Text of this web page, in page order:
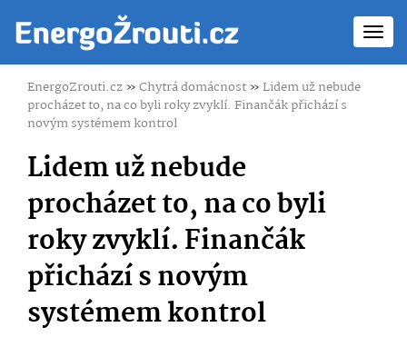
EnergoZrouti.cz»Chytrá domácnost»Lidem už nebude
procházet to, na co byli roky zvyklí. Finančák přichází s
novým systémem kontrol
Lidem už nebude
procházet to, na co byli
roky zvyklí. Finančák
přichází s novým
systémem kontrol